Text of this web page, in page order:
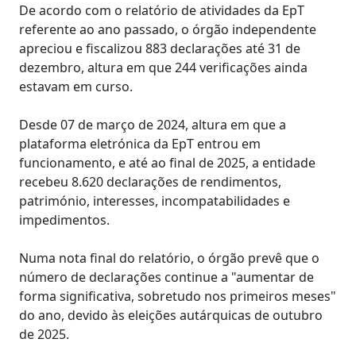
De acordo com o relatório de atividades da EpT
referente ao ano passado, o órgão independente
apreciou e fiscalizou 883 declarações até 31 de
dezembro, altura em que 244 verificações ainda
estavam em curso.
Desde 07 de março de 2024, altura em que a
plataforma eletrónica da EpT entrou em
funcionamento, e até ao final de 2025, a entidade
recebeu 8.620 declarações de rendimentos,
património, interesses, incompatabilidades e
impedimentos.
Numa nota final do relatório, o órgão prevê que o
número de declarações continue a "aumentar de
forma significativa, sobretudo nos primeiros meses"
do ano, devido às eleições autárquicas de outubro
de 2025.